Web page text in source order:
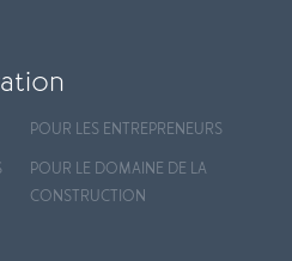
POUR LES ENTREPRENEURS
POUR LE DOMAINE DE LA
CONSTRUCTION